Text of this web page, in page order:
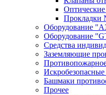
Оптические
Прокладки
Оборудование
Оборудование
Средства
Заземляющие
Башмаки
Прочее